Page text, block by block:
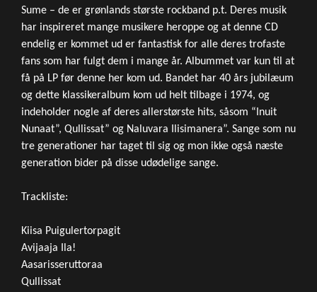
Sume – de er grønlands største rockband p.t. Deres musik
har inspireret mange musikere heroppe og at denne CD
endelig er kommet ud er fantastisk for alle deres trofaste
fans som har fulgt dem i mange år. Albummet var kun til at
få på LP før denne her kom ud. Bandet har 40 års jubilæum
og dette klassikeralbum kom ud helt tilbage i 1974, og
indeholder nogle af deres allerstørste hits, såsom “Inuit
Nunaat”, Qullissat” og Naluvara Ilisimanera”. Sange som nu
tre generationer har taget til sig og mon ikke også næste
generation bider på disse udødelige sange.
Trackliste:
Kiisa Puigulertorpagit
Avijaaja Ila!
Aasarisseruttoraa
Qullissat